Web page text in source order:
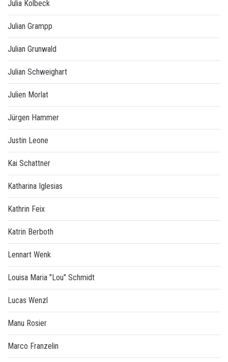
Julia Kolbeck
Julian Grampp
Julian Grunwald
Julian Schweighart
Julien Morlat
Jürgen Hammer
Justin Leone
Kai Schattner
Katharina Iglesias
Kathrin Feix
Katrin Berboth
Lennart Wenk
Louisa Maria "Lou" Schmidt
Lucas Wenzl
Manu Rosier
Marco Franzelin